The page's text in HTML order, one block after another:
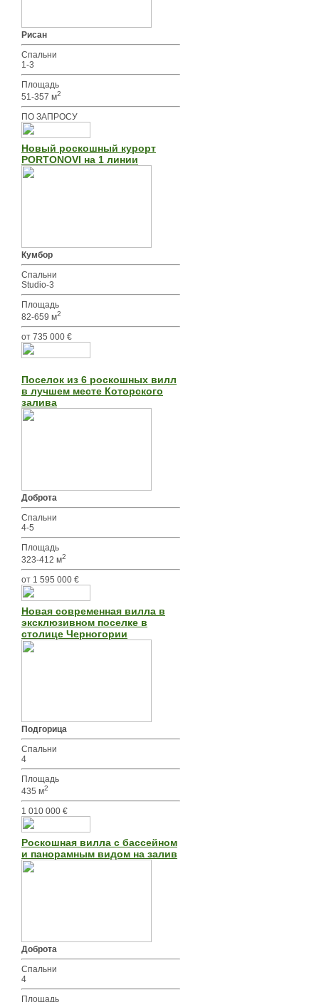
Рисан
Спальни
1-3
Площадь
51-357 м2
ПО ЗАПРОСУ
Новый роскошный курорт
PORTONOVI на 1 линии
Кумбор
Спальни
Studio-3
Площадь
82-659 м2
от 735 000 €
Поселок из 6 роскошных вилл
в лучшем месте Которского
залива
Доброта
Спальни
4-5
Площадь
323-412 м2
от 1 595 000 €
Новая современная вилла в
эксклюзивном поселке в
столице Черногории
Подгорица
Спальни
4
Площадь
435 м2
1 010 000 €
Роскошная вилла с бассейном
и панорамным видом на залив
Доброта
Спальни
4
Площадь